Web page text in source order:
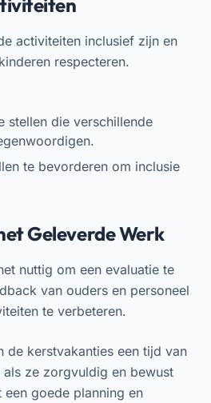
activiteiten inclusief zijn en
respecteren.
stellen die verschillende
te bevorderen om inclusie
Geleverde Werk
nuttig om een evaluatie te
van ouders en personeel
te verbeteren.
de kerstvakanties een tijd van
ze zorgvuldig en bewust
goede planning en